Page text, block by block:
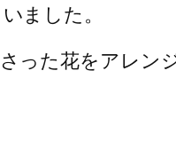
ました。
った花をアレン